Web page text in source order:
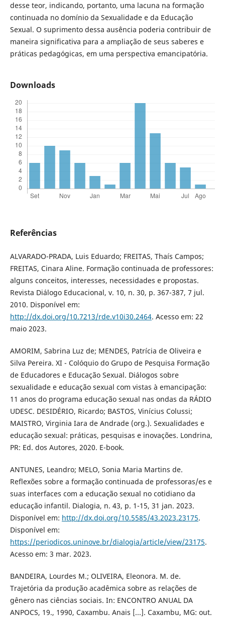
desse teor, indicando, portanto, uma lacuna na formação
continuada no domínio da Sexualidade e da Educação
Sexual. O suprimento dessa ausência poderia contribuir de
maneira significativa para a ampliação de seus saberes e
práticas pedagógicas, em uma perspectiva emancipatória.
Downloads
Referências
ALVARADO-PRADA, Luis Eduardo; FREITAS, Thaís Campos;
FREITAS, Cinara Aline. Formação continuada de professores:
alguns conceitos, interesses, necessidades e propostas.
Revista Diálogo Educacional, v. 10, n. 30, p. 367-387, 7 jul.
2010. Disponível em:
http://dx.doi.org/10.7213/rde.v10i30.2464. Acesso em: 22
maio 2023.
AMORIM, Sabrina Luz de; MENDES, Patrícia de Oliveira e
Silva Pereira. XI - Colóquio do Grupo de Pesquisa Formação
de Educadores e Educação Sexual. Diálogos sobre
sexualidade e educação sexual com vistas à emancipação:
11 anos do programa educação sexual nas ondas da RÁDIO
UDESC. DESIDÉRIO, Ricardo; BASTOS, Vinícius Colussi;
MAISTRO, Virginia Iara de Andrade (org.). Sexualidades e
educação sexual: práticas, pesquisas e inovações. Londrina,
PR: Ed. dos Autores, 2020. E-book.
ANTUNES, Leandro; MELO, Sonia Maria Martins de.
Reflexões sobre a formação continuada de professoras/es e
suas interfaces com a educação sexual no cotidiano da
educação infantil. Dialogia, n. 43, p. 1-15, 31 jan. 2023.
Disponível em: http://dx.doi.org/10.5585/43.2023.23175.
Disponível em:
https://periodicos.uninove.br/dialogia/article/view/23175.
Acesso em: 3 mar. 2023.
BANDEIRA, Lourdes M.; OLIVEIRA, Eleonora. M. de.
Trajetória da produção acadêmica sobre as relações de
gênero nas ciências sociais. In: ENCONTRO ANUAL DA
ANPOCS, 19., 1990, Caxambu. Anais [...]. Caxambu, MG: out.